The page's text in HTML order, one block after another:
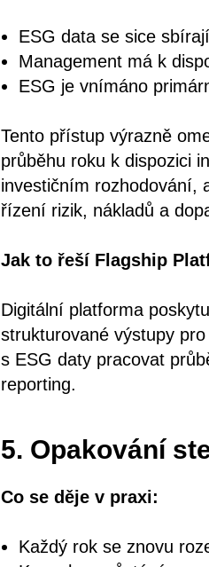
ESG data se sice
Management má k
ESG je vnímáno
Tento přístup výrazně
průběhu roku k dispozici
investičním rozhodování,
řízení rizik, nákladů a
Jak to řeší Flagship
Digitální platforma
strukturované výstupy
s ESG daty pracovat
reporting.
5. Opakování
Co se děje v praxi:
Každý rok se znovu